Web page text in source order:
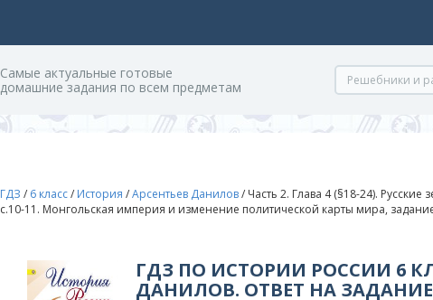
Cамые актуальные готовые
домашние задания по всем предметам
ГДЗ / 6 класс/ История /Арсентьев Данилов/ Часть 2. Глава 4 (§18-24). Русские
c.10-11. Монгольская империя и изменение политической карты мира,
ГДЗ ПО ИСТОРИИ РОССИИ 6
ДАНИЛОВ. ОТВЕТ НА ЗАДАНИЕ